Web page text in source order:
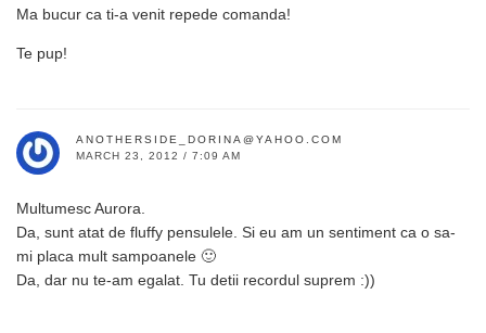
Ma bucur ca ti-a venit repede comanda!
Te pup!
ANOTHERSIDE_DORINA@YAHOO.COM
MARCH 23, 2012 / 7:09 AM
Multumesc Aurora.
Da, sunt atat de fluffy pensulele. Si eu am un sentiment ca o sa-
mi placa mult sampoanele 🙂
Da, dar nu te-am egalat. Tu detii recordul suprem :))